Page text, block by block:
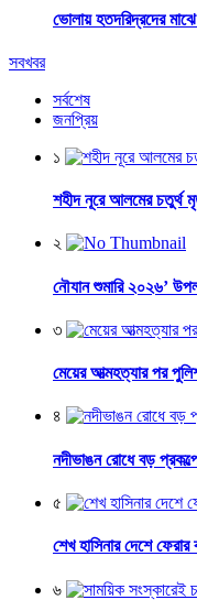
ভোলায় হতদরিদ্রদের
সবখবর
সর্বশেষ
জনপ্রিয়
১
শহীদ নূরে আলমের চতুর্থ
২
নৌযান শুমারি ২০২৬’
৩
মেয়ের আত্মহত্যার পর
৪
নদীভাঙন রোধে বড়
৫
শেখ হাসিনার দেশে
৬